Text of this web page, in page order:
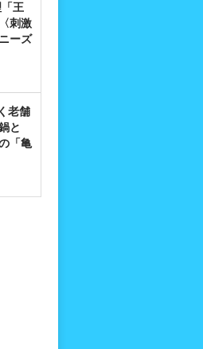
王
刺激
ーズ
老舗
と
「亀